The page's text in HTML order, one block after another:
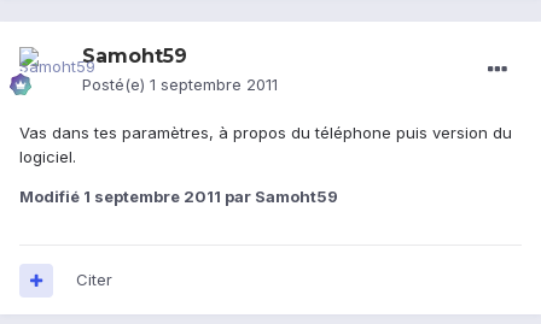
Samoht59
Posté(e) 1 septembre 2011
Vas dans tes paramètres, à propos du téléphone puis version du
logiciel.
Modifié 1 septembre 2011 par Samoht59
Citer